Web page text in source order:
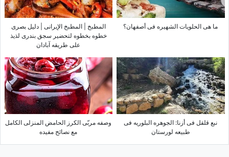
ما هی الحلویات الشهیره فی أصفهان؟
المطبخ | المطبخ الإیرانی | دلیل بصری
خطوه بخطوه لتحضیر سجق بندری لذیذ
على طریقه آبادان
نبع قلقل فی أزنا: الجوهره البلوریه فی
طبیعه لورستان
وصفه مربّى الکرز الحامض المنزلی الکامل
مع نصائح مفیده